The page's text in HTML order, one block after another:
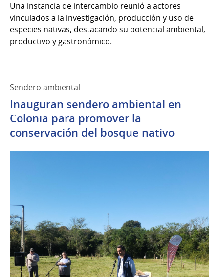
Una instancia de intercambio reunió a actores
vinculados a la investigación, producción y uso de
especies nativas, destacando su potencial ambiental,
productivo y gastronómico.
Sendero ambiental
Inauguran sendero ambiental en
Colonia para promover la
conservación del bosque nativo